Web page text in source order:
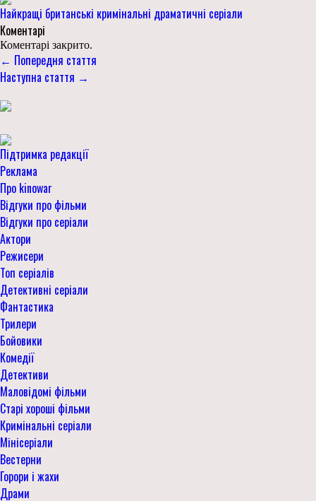
Найкращі британські кримінальні драматичні серіали
Коментарі
Коментарі закрито.
← Попередня стаття
Наступна стаття →
Підтримка редакції
Реклама
Про kinowar
Відгуки про фільми
Відгуки про серіали
Актори
Режисери
Топ серіалів
Детективні серіали
Фантастика
Трилери
Бойовики
Комедії
Детективи
Маловідомі фільми
Старі хороші фільми
Кримінальні серіали
Мінісеріали
Вестерни
Горори і жахи
Драми